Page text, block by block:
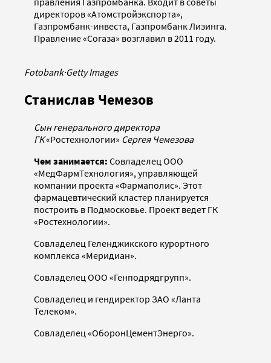
директоров «Атомстройэкспорта»,
Газпромбанк-инвеста, Газпромбанк Лизинга.
Правление «Согаза» возглавил в 2011 году.
Fotobank·Getty Images
Станислав Чемезов
Сын генерального директора
ГК«Ростехнологии» Сергея Чемезова
Чем занимается: Совладелец ООО
«МедФармТехнология», управляющей
компании проекта «Фармаполис». Этот
фармацевтический кластер планируется
построить в Подмосковье. Проект ведет ГК
«Ростехнологии».
Совладелец Геленджикского курортного
комплекса «Меридиан».
Совладелец ООО «Генподрядгрупп».
Совладелец и гендиректор ЗАО «Ланта
Телеком».
Совладелец «ОборонЦементЭнерго».